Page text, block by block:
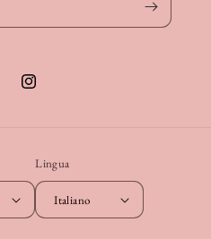
Instagram
Lingua
Italiano